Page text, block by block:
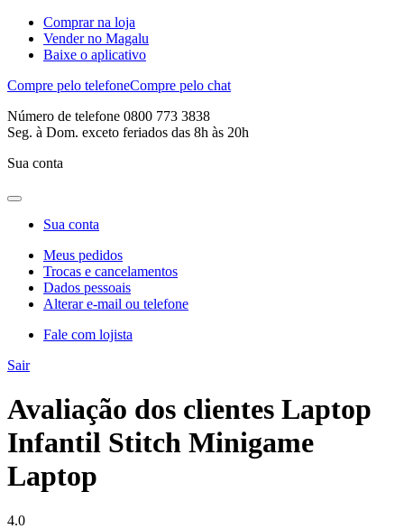
Comprar na loja
Vender no Magalu
Baixe o aplicativo
Compre pelo telefoneCompre pelo chat
Número de telefone 0800 773 3838
Seg. à Dom. exceto feriados das 8h às 20h
Sua conta
Sua conta
Meus pedidos
Trocas e cancelamentos
Dados pessoais
Alterar e-mail ou telefone
Fale com lojista
Sair
Avaliação dos clientes Laptop
Infantil Stitch Minigame
Laptop
4.0